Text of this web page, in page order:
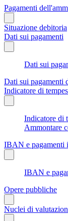
Pagamenti
Situazione debitoria
Dati sui pagamenti
Dati sui
Dati sui pagamenti
Indicatore di
Indicatore di
Ammontare
IBAN e pagamenti
IBAN e
Opere pubbliche
Nuclei di